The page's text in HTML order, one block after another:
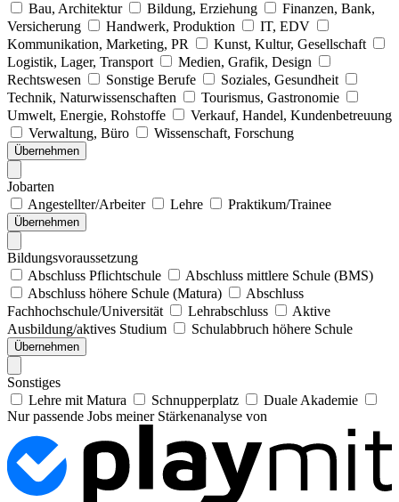
Bau, Architektur
Bildung, Erziehung
Finanzen, Bank,
Versicherung
Handwerk, Produktion
IT, EDV
Kommunikation, Marketing, PR
Kunst, Kultur, Gesellschaft
Logistik, Lager, Transport
Medien, Grafik, Design
Rechtswesen
Sonstige Berufe
Soziales, Gesundheit
Technik, Naturwissenschaften
Tourismus, Gastronomie
Umwelt, Energie, Rohstoffe
Verkauf, Handel, Kundenbetreuung
Verwaltung, Büro
Wissenschaft, Forschung
Übernehmen
Jobarten
Angestellter/Arbeiter
Lehre Praktikum/Trainee
Übernehmen
Bildungsvoraussetzung
Abschluss Pflichtschule
Abschluss mittlere Schule (BMS)
Abschluss höhere Schule (Matura)
Abschluss
Fachhochschule/Universität
Lehrabschluss
Aktive
Ausbildung/aktives Studium
Schulabbruch höhere Schule
Übernehmen
Sonstiges
Lehre mit Matura
Schnupperplatz
Duale Akademie
Nur passende Jobs meiner Stärkenanalyse von